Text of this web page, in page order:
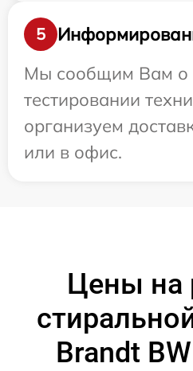
5
Мы сообщим Вам о
тестировании
организуем
или в офис.
Цены на
Brandt